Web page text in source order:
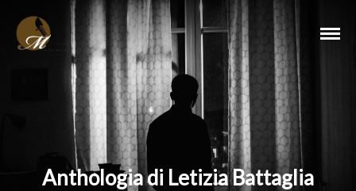
Anthologia di Letizia Battaglia